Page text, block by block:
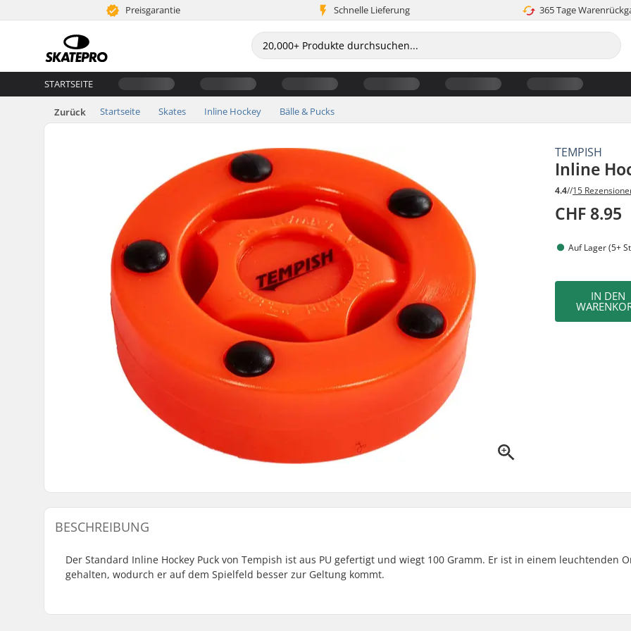
Preisgarantie Schnelle Lieferung 365 Tage
STARTSEITE
Zurück Startseite Skates Inline Hockey Bälle & Pucks
TEMPISH
Inline
4.4//15
CHF 8.95
Auf Lager (5+
IN DEN
BESCHREIBUNG
Der Standard Inline Hockey Puck von Tempish ist aus PU gefertigt und wiegt 100 Gramm. Er ist in einem leuchtenden
gehalten, wodurch er auf dem Spielfeld besser zur Geltung kommt.